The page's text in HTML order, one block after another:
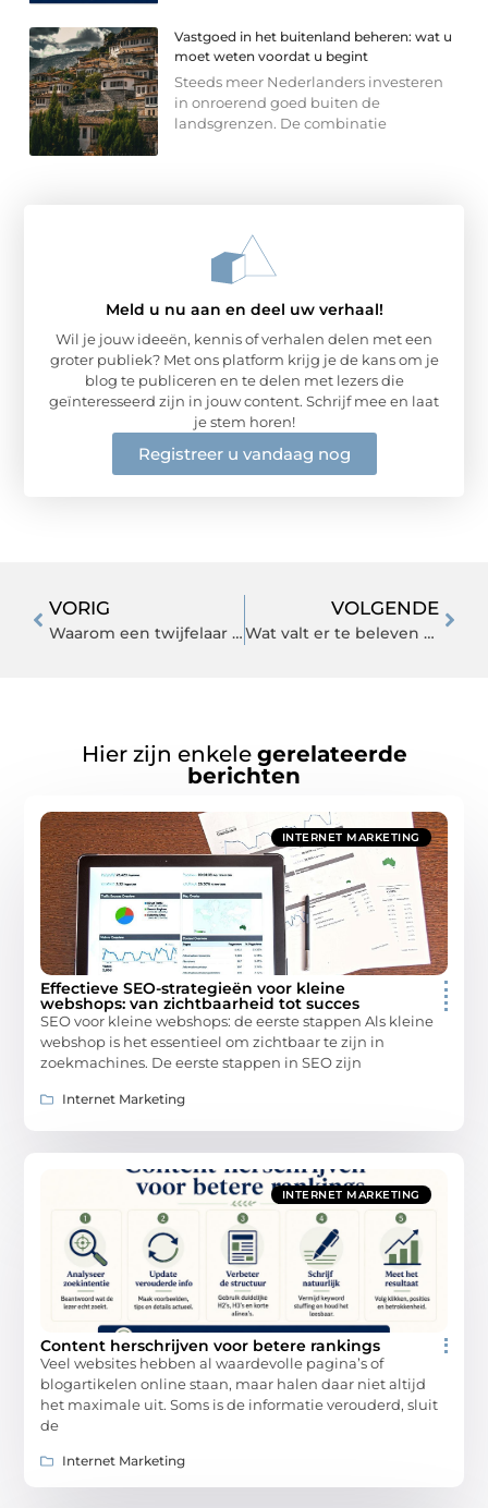
Vastgoed in het buitenland beheren: wat u
moet weten voordat u begint
Steeds meer Nederlanders investeren
in onroerend goed buiten de
landsgrenzen. De combinatie
Meld u nu aan en deel uw verhaal!
Wil je jouw ideeën, kennis of verhalen delen met een
groter publiek? Met ons platform krijg je de kans om je
blog te publiceren en te delen met lezers die
geïnteresseerd zijn in jouw content. Schrijf mee en laat
je stem horen!
Registreer u vandaag nog
VORIG
Waarom een twijfelaar aanschaffen?
VOLGENDE
Wat valt er te beleven tijdens een rondreis door Spanje?
Hier zijn enkele gerelateerde
berichten
INTERNET MARKETING
Effectieve SEO-strategieën voor kleine
webshops: van zichtbaarheid tot succes
SEO voor kleine webshops: de eerste stappen Als kleine
webshop is het essentieel om zichtbaar te zijn in
zoekmachines. De eerste stappen in SEO zijn
Internet Marketing
INTERNET MARKETING
Content herschrijven voor betere rankings
Veel websites hebben al waardevolle pagina’s of
blogartikelen online staan, maar halen daar niet altijd
het maximale uit. Soms is de informatie verouderd, sluit
de
Internet Marketing